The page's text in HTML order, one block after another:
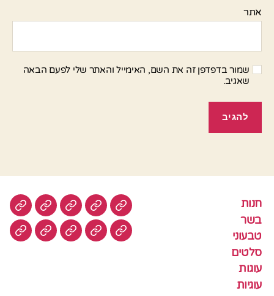
אתר
שמור בדפדפן זה את השם, האימייל והאתר שלי לפעם הבאה
שאגיב.
חנות
בשר
טבעוני
סלטים
עוגות
עוגיות
חנות בשר טבעוניסלטים
עוגיותעוף צמחונידגים